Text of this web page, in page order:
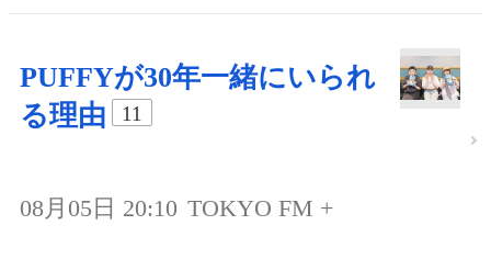
PUFFYが30年一緒にいられ
る理由
11
08月05日 20:10 TOKYO FM +